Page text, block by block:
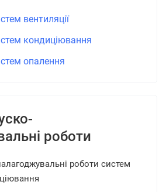
вентиляції
кондиціювання
опалення
роботи
роботи систем